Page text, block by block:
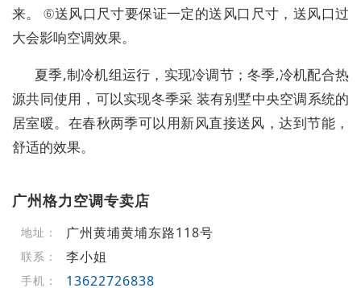
来。 ⑥送风口尺寸要保证一定的送风口尺寸，送风口过
大会影响空调效果。
夏季,制冷机组运行，实现冷调节；冬季,冷机配合热
源共同使用，可以实现冬季采 装有别墅中央空调系统的
居室暖。在春秋两季可以用新风直接送风，达到节能，
舒适的效果。
广州格力空调专卖店
地址： 广州黄埔黄埔东路118号
联系： 李小姐
手机： 13622726838